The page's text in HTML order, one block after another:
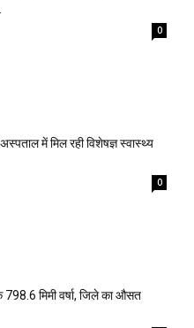
0
में मिल रही विशेषज्ञ स्वास्थ्य
0
798.6 मिमी वर्षा, जिले का औसत